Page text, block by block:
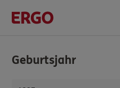
Geburtsjahr